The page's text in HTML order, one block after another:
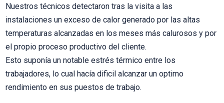
Nuestros técnicos detectaron tras la visita a las
instalaciones un exceso de calor generado por las altas
temperaturas alcanzadas en los meses más calurosos y por
el propio proceso productivo del cliente.
Esto suponía un notable estrés térmico entre los
trabajadores, lo cual hacía dificil alcanzar un optimo
rendimiento en sus puestos de trabajo.